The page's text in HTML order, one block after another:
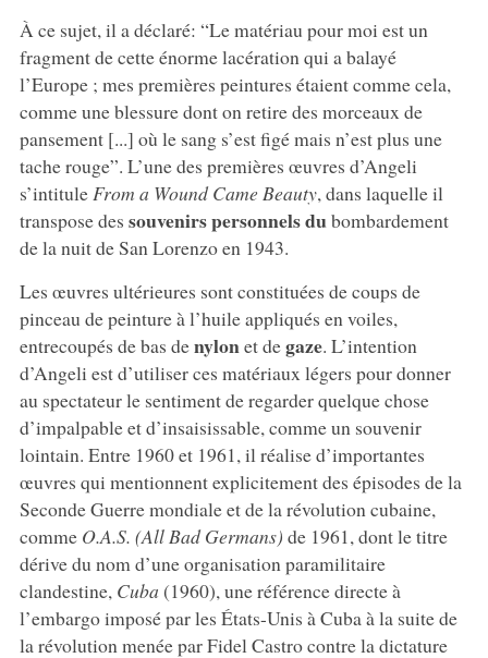
À ce sujet, il a déclaré: “Le matériau pour moi est un
fragment de cette énorme lacération qui a balayé
l’Europe ; mes premières peintures étaient comme cela,
comme une blessure dont on retire des morceaux de
pansement [...] où le sang s’est figé mais n’est plus une
tache rouge”. L’une des premières œuvres d’Angeli
s’intituleFrom a Wound Came Beauty, dans laquelle il
transpose des souvenirs personnels dubombardement
de la nuit de San Lorenzo en 1943.
Les œuvres ultérieures sont constituées de coups de
pinceau de peinture à l’huile appliqués en voiles,
entrecoupés de bas denylonet degaze. L’intention
d’Angeli est d’utiliser ces matériaux légers pour donner
au spectateur le sentiment de regarder quelque chose
d’impalpable et d’insaisissable, comme un souvenir
lointain. Entre 1960 et 1961, il réalise d’importantes
œuvres qui mentionnent explicitement des épisodes de la
Seconde Guerre mondiale et de la révolution cubaine,
comme O.A.S. (All Bad Germans) de 1961, dont le titre
dérive du nom d’une organisation paramilitaire
clandestine, Cuba (1960), une référence directe à
l’embargo imposé par les États-Unis à Cuba à la suite de
la révolution menée par Fidel Castro contre la dictature